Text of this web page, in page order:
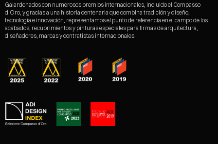
Galardonados con numerosos premios internacionales, incluido el Compasso
d'Oro, y gracias a una historia centenaria que combina tradición y diseño,
tecnología e innovación, representamos el punto de referencia en el campo de los
acabados, recubrimientos y pinturas especiales para firmas de arquitectura,
diseñadores, marcas y contratistas internacionales.